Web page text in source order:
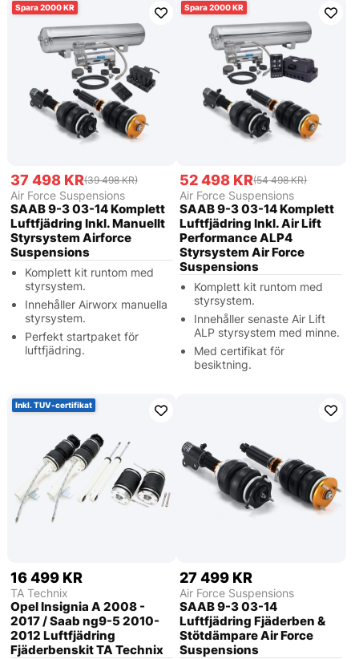
2000
37 498 KR(39 498 KR)
Air Force Suspensions
SAAB 9-3 03-14 Komplett
Luftfjädring Inkl. Manuellt
Styrsystem Airforce
Suspensions
Komplett kit runtom med
styrsystem.
Innehåller Airworx manuella
styrsystem.
Perfekt startpaket för
luftfjädring.
2000
52 498 KR(54 498 KR)
Air Force Suspensions
SAAB 9-3 03-14 Komplett
Luftfjädring Inkl. Air Lift
Performance ALP4
Styrsystem Air Force
Suspensions
Komplett kit runtom med
styrsystem.
Innehåller senaste Air Lift
ALP styrsystem med minne.
Med certifikat för
besiktning.
Inkl. TUV-certifikat
16 499 KR
TA Technix
Opel Insignia A 2008 -
2017 / Saab ng9-5 2010-
2012 Luftfjädring
Fjäderbenskit TA Technix
27 499 KR
Air Force Suspensions
SAAB 9-3 03-14
Luftfjädring Fjäderben &
Stötdämpare Air Force
Suspensions